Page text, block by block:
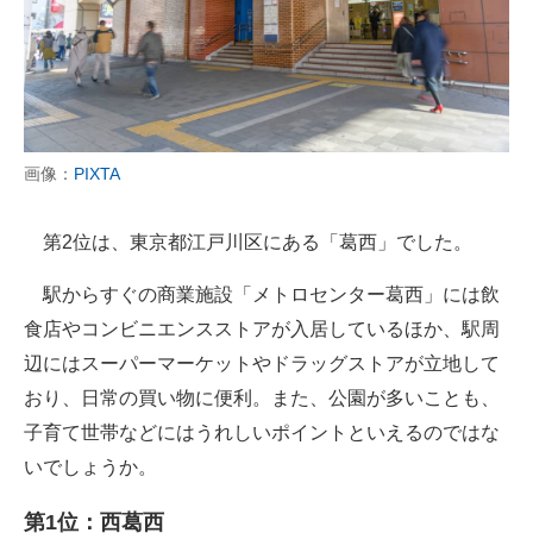
画像： PIXTA
第2位は、東京都江戸川区にある「葛西」でした。
駅からすぐの商業施設「メトロセンター葛西」には飲
食店やコンビニエンスストアが入居しているほか、駅周
辺にはスーパーマーケットやドラッグストアが立地して
おり、日常の買い物に便利。また、公園が多いことも、
子育て世帯などにはうれしいポイントといえるのではな
いでしょうか。
第1位：西葛西